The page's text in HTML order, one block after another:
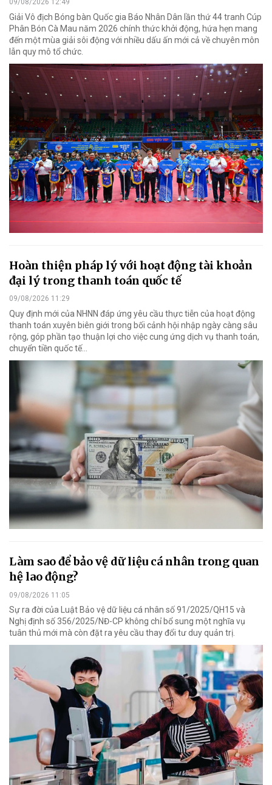
09/08/2026 12:49
Giải Vô địch Bóng bàn Quốc gia Báo Nhân Dân lần thứ 44 tranh Cúp
Phân Bón Cà Mau năm 2026 chính thức khởi động, hứa hẹn mang
đến một mùa giải sôi động với nhiều dấu ấn mới cả về chuyên môn
lẫn quy mô tổ chức.
Hoàn thiện pháp lý với hoạt động tài khoản
đại lý trong thanh toán quốc tế
09/08/2026 11:29
Quy định mới của NHNN đáp ứng yêu cầu thực tiễn của hoạt động
thanh toán xuyên biên giới trong bối cảnh hội nhập ngày càng sâu
rộng, góp phần tạo thuận lợi cho việc cung ứng dịch vụ thanh toán,
chuyển tiền quốc tế...
Làm sao để bảo vệ dữ liệu cá nhân trong quan
hệ lao động?
09/08/2026 11:05
Sự ra đời của Luật Bảo vệ dữ liệu cá nhân số 91/2025/QH15 và
Nghị định số 356/2025/NĐ-CP không chỉ bổ sung một nghĩa vụ
tuân thủ mới mà còn đặt ra yêu cầu thay đổi tư duy quản trị.